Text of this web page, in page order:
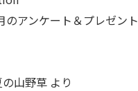
アンケート＆プレゼント
の山野草 より